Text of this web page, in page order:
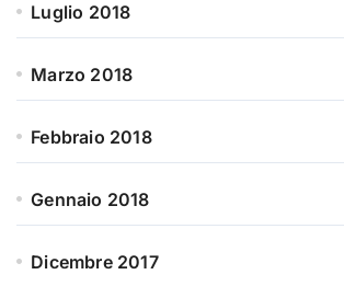
Luglio 2018
Marzo 2018
Febbraio 2018
Gennaio 2018
Dicembre 2017